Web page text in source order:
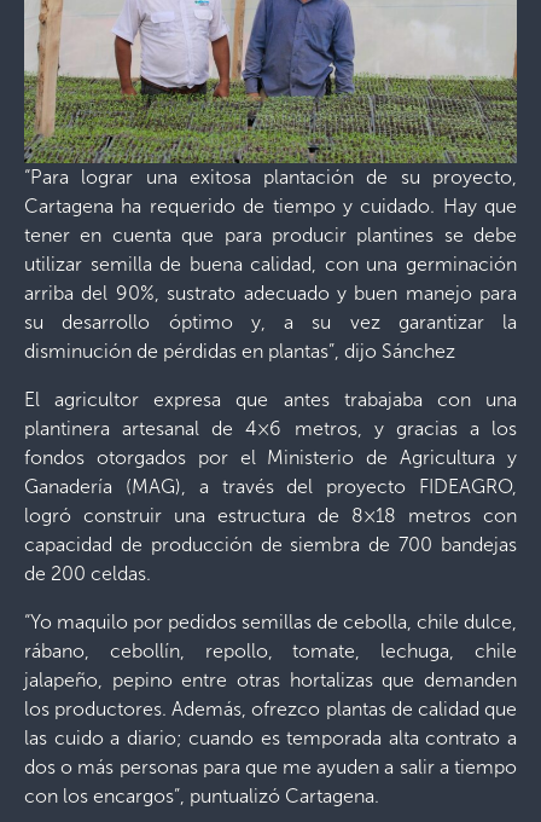
“Para lograr una exitosa plantación de su proyecto,
Cartagena ha requerido de tiempo y cuidado. Hay que
tener en cuenta que para producir plantines se debe
utilizar semilla de buena calidad, con una germinación
arriba del 90%, sustrato adecuado y buen manejo para
su desarrollo óptimo y, a su vez garantizar la
disminución de pérdidas en plantas”, dijo Sánchez
El agricultor expresa que antes trabajaba con una
plantinera artesanal de 4×6 metros, y gracias a los
fondos otorgados por el Ministerio de Agricultura y
Ganadería (MAG), a través del proyecto FIDEAGRO,
logró construir una estructura de 8×18 metros con
capacidad de producción de siembra de 700 bandejas
de 200 celdas.
“Yo maquilo por pedidos semillas de cebolla, chile dulce,
rábano, cebollín, repollo, tomate, lechuga, chile
jalapeño, pepino entre otras hortalizas que demanden
los productores. Además, ofrezco plantas de calidad que
las cuido a diario; cuando es temporada alta contrato a
dos o más personas para que me ayuden a salir a tiempo
con los encargos”, puntualizó Cartagena.